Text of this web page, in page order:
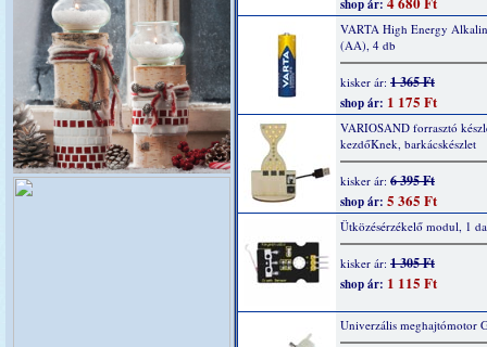
shop ár:
VARTA High Energy
(AA), 4 db
kisker ár: 1 365 Ft
shop ár: 1 175 Ft
VARIOSAND forrasztó
kezdőKnek, barkácskészlet
kisker ár: 6 395 Ft
shop ár: 5 365 Ft
Ütközésérzékelő modul, 1
kisker ár: 1 305 Ft
shop ár: 1 115 Ft
Univerzális meghajtómotor